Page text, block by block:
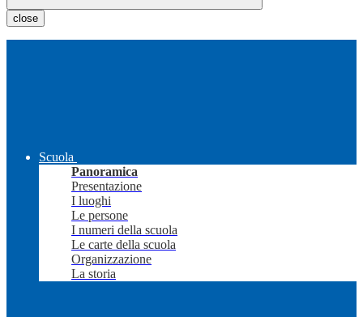
close
Scuola
Panoramica
Presentazione
I luoghi
Le persone
I numeri della scuola
Le carte della scuola
Organizzazione
La storia